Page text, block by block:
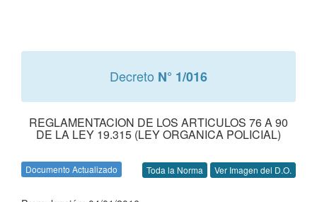
Decreto N° 1/016
REGLAMENTACION DE LOS ARTICULOS 76 A 90
DE LA LEY 19.315 (LEY ORGANICA POLICIAL)
Documento Actualizado Toda la Norma Ver Imagen del D.O.